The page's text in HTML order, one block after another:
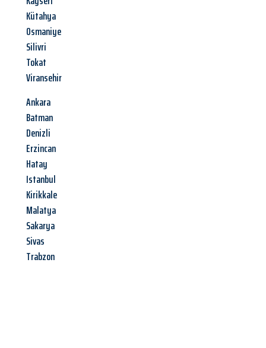
Kütahya
Osmaniye
Silivri
Tokat
Viransehir
Ankara
Batman
Denizli
Erzincan
Hatay
Istanbul
Kirikkale
Malatya
Sakarya
Sivas
Trabzon